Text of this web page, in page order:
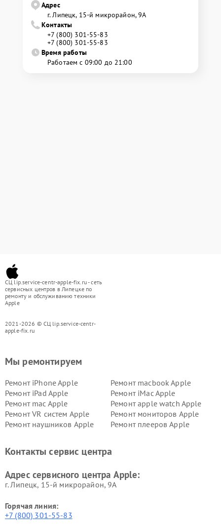
Адрес
г. Липецк, 15-й микрорайон, 9А
Контакты
+7 (800) 301-55-83
+7 (800) 301-55-83
Время работы
Работаем с 09:00 до 21:00
СЦ lip.service-centr-apple-fix.ru - сеть
сервисных центров в Липецке по
ремонту и обслуживанию техники
Apple
2021-2026 © СЦ lip.service-centr-
apple-fix.ru
Мы ремонтируем
Ремонт iPhone Apple
Ремонт macbook Apple
Ремонт iPad Apple
Ремонт iMac Apple
Ремонт mac Apple
Ремонт apple watch Apple
Ремонт VR систем Apple
Ремонт мониторов Apple
Ремонт наушников Apple
Ремонт плееров Apple
Контакты сервис центра
Адрес сервисного центра Apple:
г. Липецк, 15-й микрорайон, 9А
Горячая линия:
+7 (800) 301-55-83